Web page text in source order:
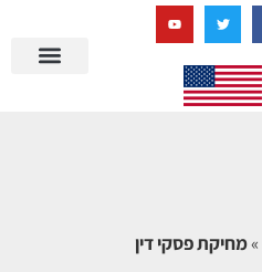
»מחיקת פסקי דין